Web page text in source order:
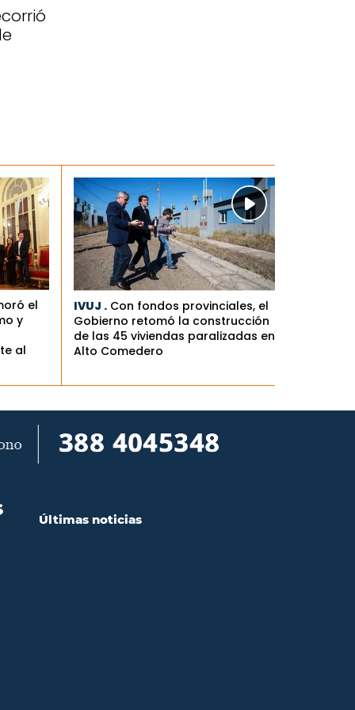
el
y
al
IVUJ . Con fondos provinciales, el
Gobierno retomó la construcción
de las 45 viviendas paralizadas en
Alto Comedero
Últimas noticias